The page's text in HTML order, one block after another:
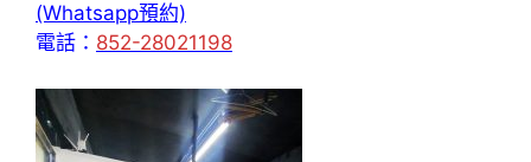
(Whatsapp預約)
電話： 852-28021198